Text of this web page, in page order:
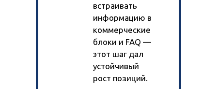
встраивать
информацию в
коммерческие
блоки и FAQ —
этот шаг дал
устойчивый
рост позиций.